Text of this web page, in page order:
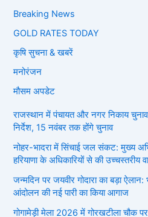
Breaking News
GOLD RATES TODAY
कृषि सुचना & खबरें
मनोरंजन
मौसम अपडेट
राजस्थान में पंचायत और नगर निकाय
निर्देश, 15 नवंबर तक होंगे चुनाव
नोहर-भादरा में सिंचाई जल संकट: मुख्य
हरियाणा के अधिकारियों से की उच्चस्तरीय
जन्मदिन पर जयवीर गोदारा का बड़ा
आंदोलन की नई पारी का किया आगाज
गोगामेड़ी मेला 2026 में गोरखटीला चौक